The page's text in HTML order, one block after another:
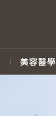
美容醫學